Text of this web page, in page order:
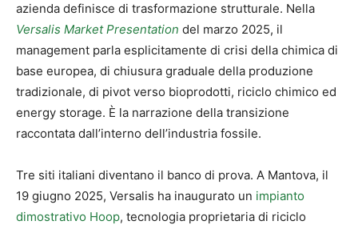
azienda definisce di trasformazione strutturale. Nella
Versalis Market Presentation del marzo 2025, il
management parla esplicitamente di crisi della chimica di
base europea, di chiusura graduale della produzione
tradizionale, di pivot verso bioprodotti, riciclo chimico ed
energy storage. È la narrazione della transizione
raccontata dall’interno dell’industria fossile.
Tre siti italiani diventano il banco di prova. A Mantova, il
19 giugno 2025, Versalis ha inaugurato un impianto
dimostrativo Hoop, tecnologia proprietaria di riciclo